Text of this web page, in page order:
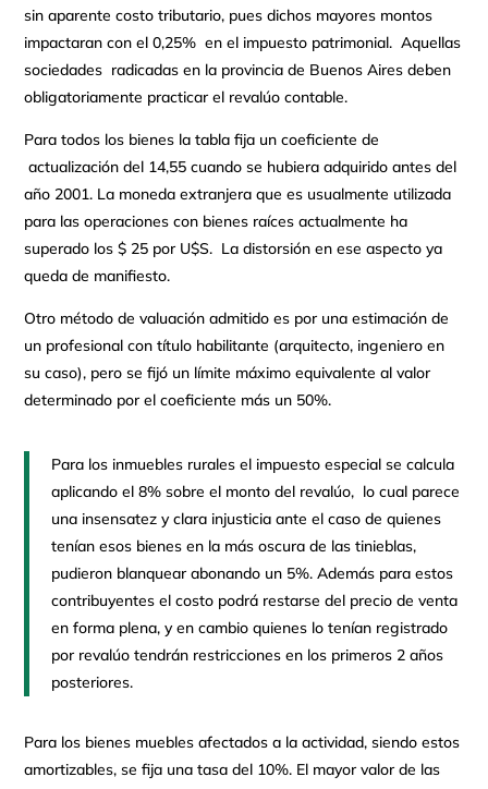
sin aparente costo tributario, pues dichos mayores montos
impactaran con el 0,25% en el impuesto patrimonial. Aquellas
sociedades radicadas en la provincia de Buenos Aires deben
obligatoriamente practicar el revalúo contable.
Para todos los bienes la tabla fija un coeficiente de
actualización del 14,55 cuando se hubiera adquirido antes del
año 2001. La moneda extranjera que es usualmente utilizada
para las operaciones con bienes raíces actualmente ha
superado los $ 25 por U$S. La distorsión en ese aspecto ya
queda de manifiesto.
Otro método de valuación admitido es por una estimación de
un profesional con título habilitante (arquitecto, ingeniero en
su caso), pero se fijó un límite máximo equivalente al valor
determinado por el coeficiente más un 50%.
Para los inmuebles rurales el impuesto especial se calcula
aplicando el 8% sobre el monto del revalúo, lo cual parece
una insensatez y clara injusticia ante el caso de quienes
tenían esos bienes en la más oscura de las tinieblas,
pudieron blanquear abonando un 5%. Además para estos
contribuyentes el costo podrá restarse del precio de venta
en forma plena, y en cambio quienes lo tenían registrado
por revalúo tendrán restricciones en los primeros 2 años
posteriores.
Para los bienes muebles afectados a la actividad, siendo estos
amortizables, se fija una tasa del 10%. El mayor valor de las